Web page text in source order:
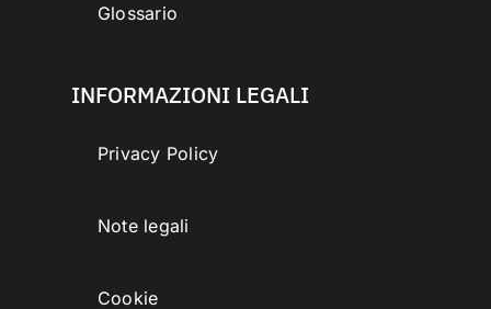
Glossario
INFORMAZIONI LEGALI
Privacy Policy
Note legali
Cookie